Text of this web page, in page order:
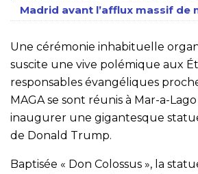
Madrid avant l’afflux massif de
Une cérémonie inhabituelle
suscite une vive polémique aux
responsables évangéliques
MAGA se sont réunis à Mar-a-
inaugurer une gigantesque
de Donald Trump.
Baptisée « Don Colossus », la